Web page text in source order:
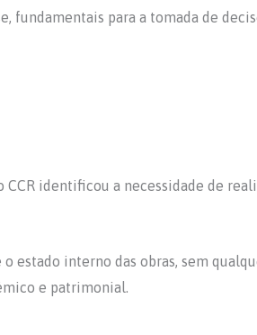
fundamentais para a tomada de
CCR identificou a necessidade de
estado interno das obras, sem
e patrimonial.